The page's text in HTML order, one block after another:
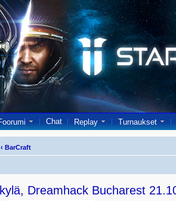
Chat Replay Turnaukset
‹ BarCraft
Dreamhack Bucharest